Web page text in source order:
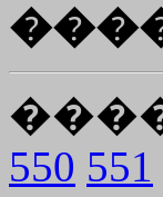
550 551